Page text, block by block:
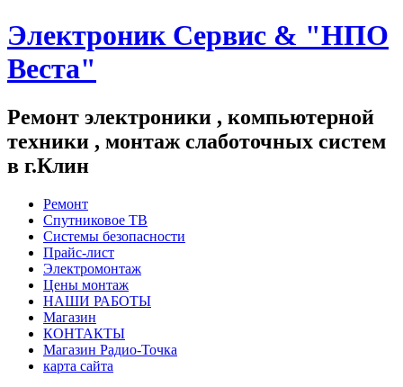
Электроник Сервис & "НПО
Веста"
Ремонт электроники , компьютерной
техники , монтаж слаботочных систем
в г.Клин
Ремонт
Спутниковое ТВ
Системы безопасности
Прайс-лист
Электромонтаж
Цены монтаж
НАШИ РАБОТЫ
Магазин
КОНТАКТЫ
Магазин Радио-Точка
карта сайта